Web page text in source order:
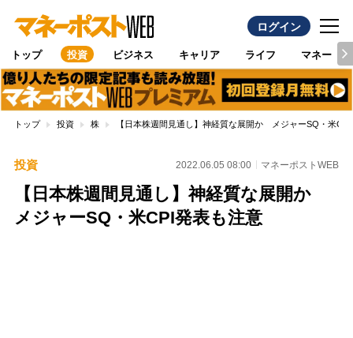
ログイン
トップ 投資 ビジネス キャリア ライフ マネー
トップ 投資 株 【日本株週間見通し】神経質な展開か メジャーSQ・米CPI
投資 2022.06.05 08:00 マネーポストWEB
【日本株週間見通し】神経質な展開か
メジャーSQ・米CPI発表も注意